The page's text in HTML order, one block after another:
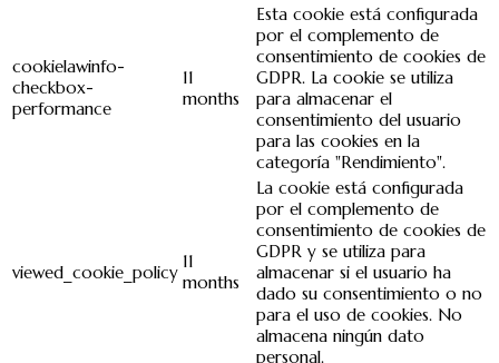
cookielawinfo-
checkbox-
performance
11
months
Esta cookie está configurada
por el complemento de
consentimiento de cookies de
GDPR. La cookie se utiliza
para almacenar el
consentimiento del usuario
para las cookies en la
categoría "Rendimiento".
viewed_cookie_policy
11
months
La cookie está configurada
por el complemento de
consentimiento de cookies de
GDPR y se utiliza para
almacenar si el usuario ha
dado su consentimiento o no
para el uso de cookies. No
almacena ningún dato
personal.